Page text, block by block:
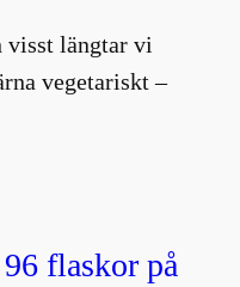
längtar vi
vegetariskt –
flaskor på